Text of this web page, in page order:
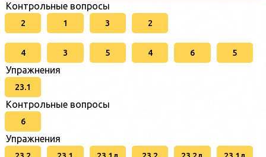
Контрольные вопросы
2 1 3 2
4 3 5 4 6 5
Упражнения
23.1
Контрольные вопросы
6
Упражнения